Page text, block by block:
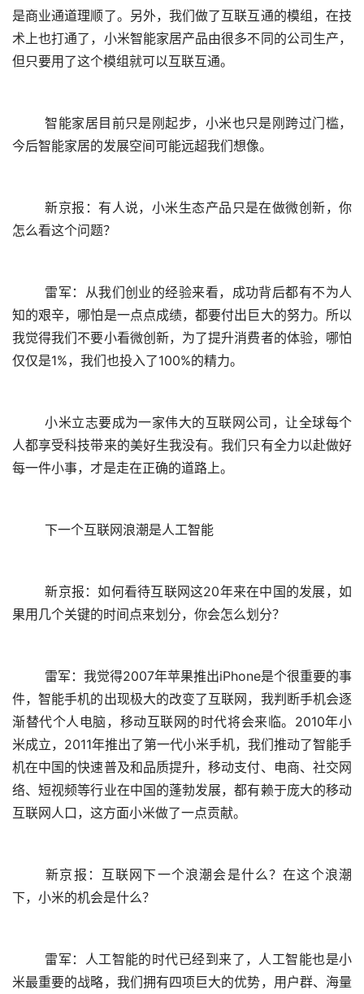
是商业通道理顺了。另外，我们做了互联互通的模组，在技
术上也打通了，小米智能家居产品由很多不同的公司生产，
但只要用了这个模组就可以互联互通。
	智能家居目前只是刚起步，小米也只是刚跨过门槛，
今后智能家居的发展空间可能远超我们想像。
	新京报：有人说，小米生态产品只是在做微创新，你
怎么看这个问题？
知的艰辛，哪怕是一点点成绩，都要付出巨大的努力。所以
我觉得我们不要小看微创新，为了提升消费者的体验，哪怕
仅仅是1%，我们也投入了100%的精力。
	小米立志要成为一家伟大的互联网公司，让全球每个
人都享受科技带来的美好生我没有。我们只有全力以赴做好
每一件小事，才是走在正确的道路上。
	下一个互联网浪潮是人工智能
	新京报：如何看待互联网这20年来在中国的发展，如
果用几个关键的时间点来划分，你会怎么划分？
件，智能手机的出现极大的改变了互联网，我判断手机会逐
渐替代个人电脑，移动互联网的时代将会来临。2010年小
米成立，2011年推出了第一代小米手机，我们推动了智能手
机在中国的快速普及和品质提升，移动支付、电商、社交网
络、短视频等行业在中国的蓬勃发展，都有赖于庞大的移动
互联网人口，这方面小米做了一点贡献。
	新京报：互联网下一个浪潮会是什么？在这个浪潮
下，小米的机会是什么？
米最重要的战略，我们拥有四项巨大的优势，用户群、海量